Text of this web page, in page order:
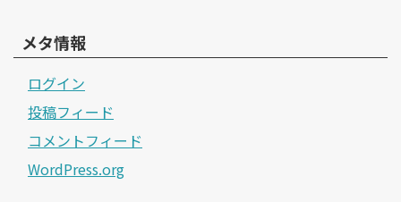
メタ情報
ログイン
投稿フィード
コメントフィード
WordPress.org